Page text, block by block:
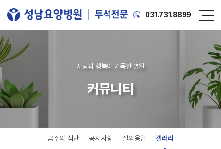
031.731.8899
사랑과 행복이 가득한 병원
커뮤니티
금주의 식단 공지사항 질의응답 갤러리